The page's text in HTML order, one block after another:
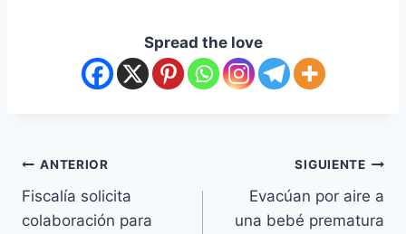
Spread the love
ANTERIOR
Fiscalía solicita
colaboración para
SIGUIENTE
Evacúan por aire a
una bebé prematura